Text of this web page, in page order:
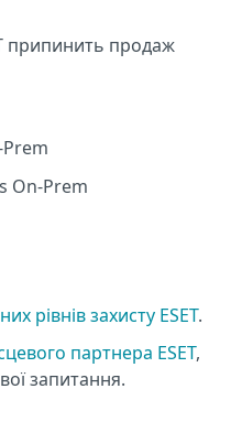
припинить продаж
Prem
On-Prem
рівнів захисту ESET.
партнера ESET,
запитання.